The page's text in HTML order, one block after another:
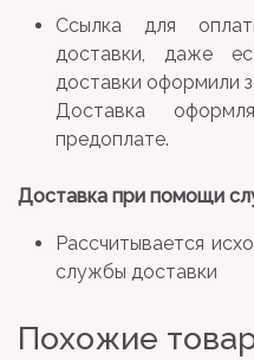
Ссылка для
доставки, даже
доставки оформили
Доставка
предоплате.
Доставка при помощи
Рассчитывается
службы доставки
Похожие